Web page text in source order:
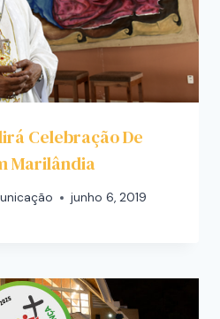
Celebração De
Marilândia
junho 6, 2019